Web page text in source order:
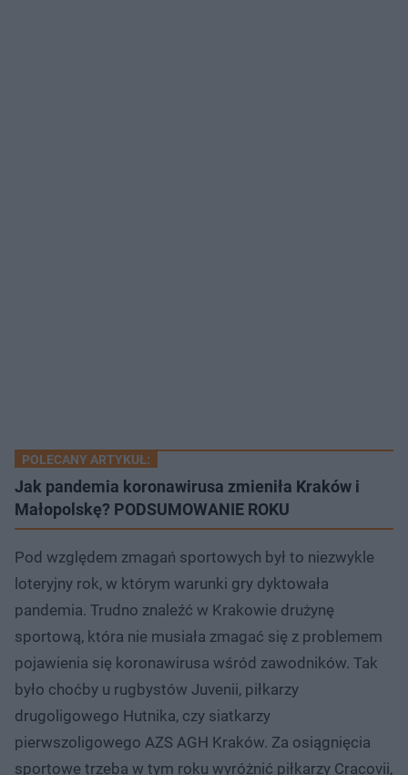
POLECANY ARTYKUŁ:
Jak pandemia koronawirusa zmieniła Kraków i
Małopolskę? PODSUMOWANIE ROKU
Pod względem zmagań sportowych był to niezwykle
loteryjny rok, w którym warunki gry dyktowała
pandemia. Trudno znaleźć w Krakowie drużynę
sportową, która nie musiała zmagać się z problemem
pojawienia się koronawirusa wśród zawodników. Tak
było choćby u rugbystów Juvenii, piłkarzy
drugoligowego Hutnika, czy siatkarzy
pierwszoligowego AZS AGH Kraków. Za osiągnięcia
sportowe trzeba w tym roku wyróżnić piłkarzy Cracovii,